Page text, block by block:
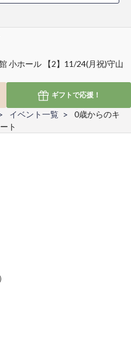
小ホール 【2】11/24(月祝)守山
ギフトで応援！
イベント一覧
0歳からのキ
ト